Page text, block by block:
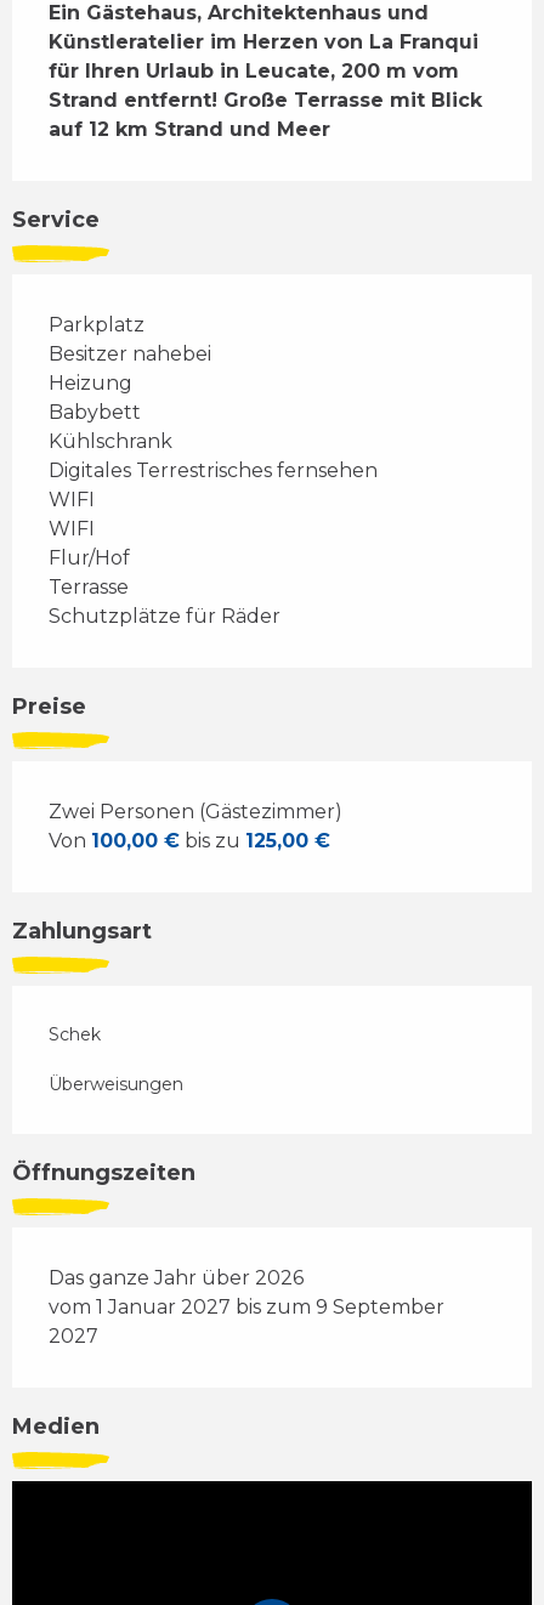
Ein Gästehaus, Architektenhaus und
Künstleratelier im Herzen von La Franqui
für Ihren Urlaub in Leucate, 200 m vom
Strand entfernt! Große Terrasse mit Blick
auf 12 km Strand und Meer
Service
Parkplatz
Besitzer nahebei
Heizung
Babybett
Kühlschrank
Digitales Terrestrisches fernsehen
WIFI
WIFI
Flur/Hof
Terrasse
Schutzplätze für Räder
Preise
Zwei Personen (Gästezimmer)
Von 100,00 € bis zu 125,00 €
Zahlungsart
Schek
Überweisungen
Öffnungszeiten
Das ganze Jahr über 2026
vom 1 Januar 2027 bis zum 9 September
2027
Medien